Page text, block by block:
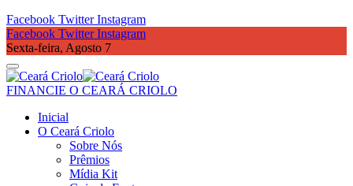
Facebook Twitter Instagram
Facebook Twitter Instagram
Sexta-feira, Agosto 7
FINANCIE O CEARÁ CRIOLO
Inicial
O Ceará Criolo
Sobre Nós
Prêmios
Mídia Kit